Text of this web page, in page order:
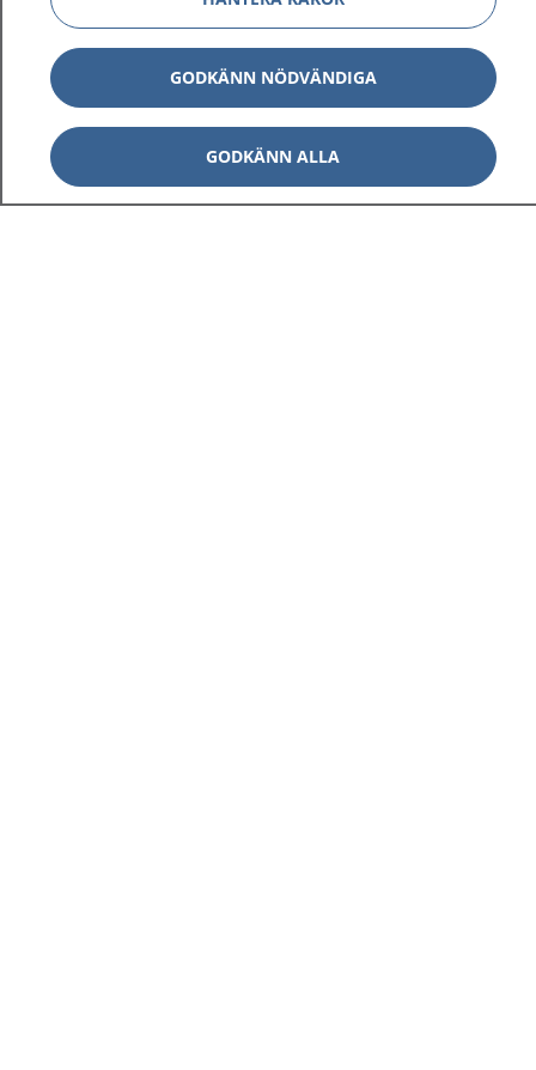
GODKÄNN NÖDVÄNDIGA
GODKÄNN ALLA